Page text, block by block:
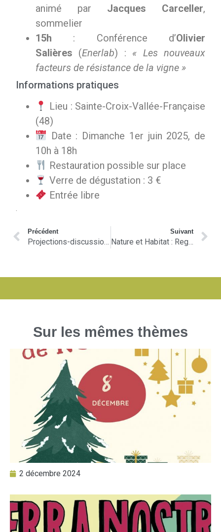
animé par Jacques Carceller,
sommelier
15h : Conférence d’Olivier
Salières (Enerlab) : « Les nouveaux
facteurs de résistance de la vigne »
Informations pratiques
Lieu : Sainte-Croix-Vallée-Française
(48)
Date : Dimanche 1er juin 2025, de
10h à 18h
Restauration possible sur place
Verre de dégustation : 3 €
Entrée libre
Précédent
Projections-discussions samedi 24 mai aura lieu à Saint Hilaire de Lavit
Suivant
Nature et Habitat : Regards croisés
Sur les mêmes thèmes
2 décembre 2024